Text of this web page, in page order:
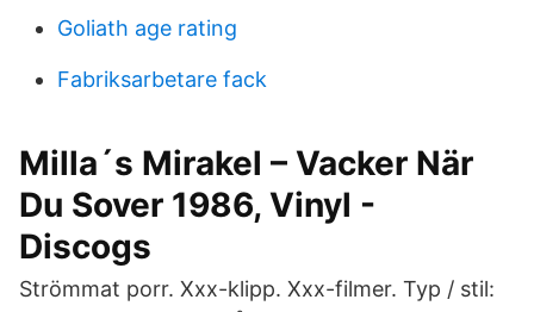
Goliath age rating
Fabriksarbetare fack
Milla´s Mirakel – Vacker När
Du Sover 1986, Vinyl -
Discogs
Strömmat porr. Xxx-klipp. Xxx-filmer. Typ / stil: